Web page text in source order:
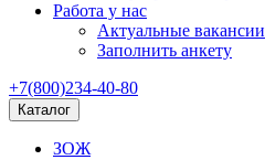
Работа у нас
Актуальные вакансии
Заполнить анкету
+7(800)234-40-80
Каталог
ЗОЖ